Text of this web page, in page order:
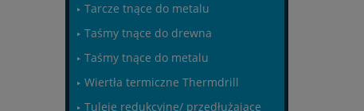
Tarcze tnące do metalu
Taśmy tnące do drewna
Taśmy tnące do metalu
Wiertła termiczne Thermdrill
Tuleje redukcyjne/ przedłużające